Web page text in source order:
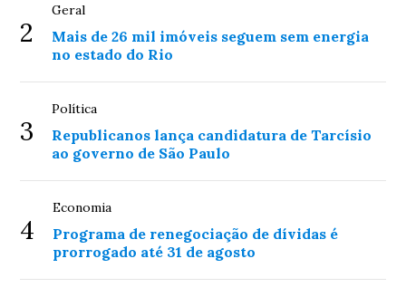
2
Geral
Mais de 26 mil imóveis seguem sem energia
no estado do Rio
3
Política
Republicanos lança candidatura de Tarcísio
ao governo de São Paulo
4
Economia
Programa de renegociação de dívidas é
prorrogado até 31 de agosto